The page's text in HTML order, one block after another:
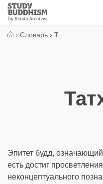
Close
Study
Buddhism
› Словарь › Т
Эпитет будд,
есть достиг
неконцептуального